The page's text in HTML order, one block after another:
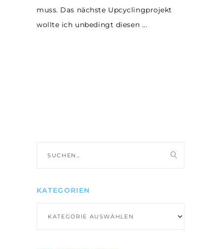
muss. Das nächste Upcyclingprojekt
wollte ich unbedingt diesen
nach:
KATEGORIEN